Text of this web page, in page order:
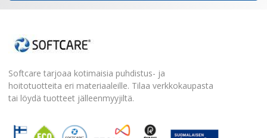
Softcare tarjoaa kotimaisia puhdistus- ja
hoitotuotteita eri materiaaleille. Tilaa verkkokaupasta
tai löydä tuotteet jälleenmyyjiltä.